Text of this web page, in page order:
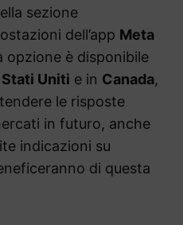
sezione
dell’app Meta
opzione è disponibile
Stati Uniti e in Canada,
le risposte
in futuro, anche
indicazioni su
di questa